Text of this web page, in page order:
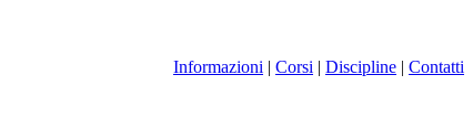
Informazioni | Corsi | Discipline | Contatti